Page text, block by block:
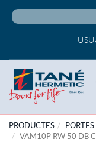
PRODUCTES
VAM10P RW 50 DB